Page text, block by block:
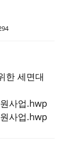
한 세면대
사업.hwp
사업.hwp